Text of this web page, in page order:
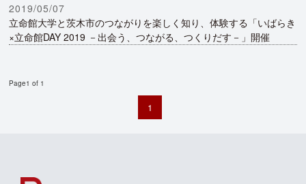
2019/05/07
立命館大学と茨木市のつながりを楽しく知り、体験する「いばらき
×立命館DAY 2019 －出会う、つながる、つくりだす－」開催
Page1 of 1
1